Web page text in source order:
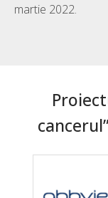
martie 2022.